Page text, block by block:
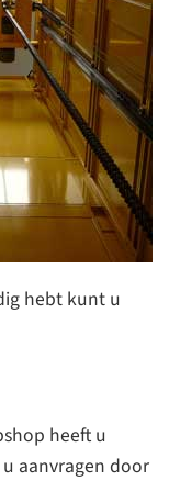
hebt kunt u
heeft u
aanvragen door